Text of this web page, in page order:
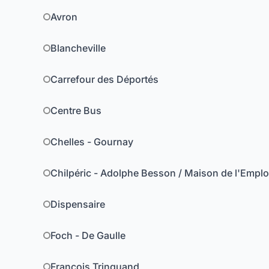
Avron
Blancheville
Carrefour des Déportés
Centre Bus
Chelles - Gournay
Chilpéric - Adolphe Besson / Maison de
Dispensaire
Foch - De Gaulle
François Trinquand